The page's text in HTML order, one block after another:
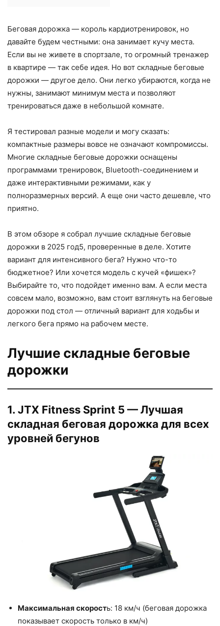
Беговая дорожка — король кардиотренировок, но
давайте будем честными: она занимает кучу места.
Если вы не живете в спортзале, то огромный тренажер
в квартире — так себе идея. Но вот складные беговые
дорожки — другое дело. Они легко убираются, когда не
нужны, занимают минимум места и позволяют
тренироваться даже в небольшой комнате.
Я тестировал разные модели и могу сказать:
компактные размеры вовсе не означают компромиссы.
Многие складные беговые дорожки оснащены
программами тренировок, Bluetooth-соединением и
даже интерактивными режимами, как у
полноразмерных версий. А еще они часто дешевле, что
приятно.
В этом обзоре я собрал лучшие складные беговые
дорожки в 2025 год5, проверенные в деле. Хотите
вариант для интенсивного бега? Нужно что-то
бюджетное? Или хочется модель с кучей «фишек»?
Выбирайте то, что подойдет именно вам. А если места
совсем мало, возможно, вам стоит взглянуть на беговые
дорожки под стол — отличный вариант для ходьбы и
легкого бега прямо на рабочем месте.
Лучшие складные беговые
дорожки
1. JTX Fitness Sprint 5 — Лучшая
складная беговая дорожка для всех
уровней бегунов
Максимальная скорость: 18 км/ч (беговая дорожка
показывает скорость только в км/ч)